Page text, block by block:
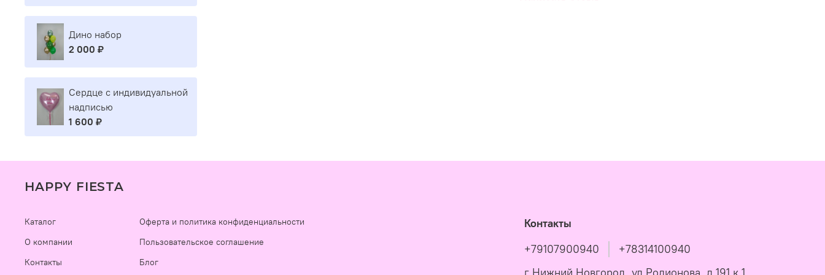
Дино набор
2 000 ₽
Сердце с индивидуальной
надписью
1 600 ₽
HAPPY FIESTA
Каталог
О компании
Контакты
Оферта и политика конфиденциальности
Пользовательское соглашение
Блог
Контакты
+79107900940
+78314100940